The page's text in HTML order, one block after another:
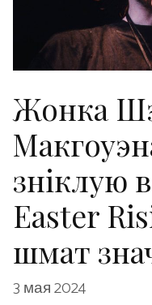
Жонка
зніклую
Easter
шмат
3 мая 2024